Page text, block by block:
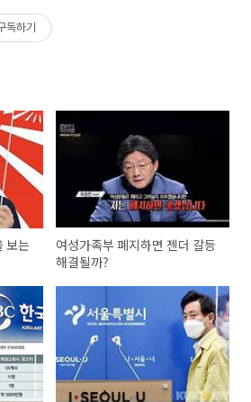
독하기
보는
여성가족부 폐지하면 젠더 갈등
해결될까?